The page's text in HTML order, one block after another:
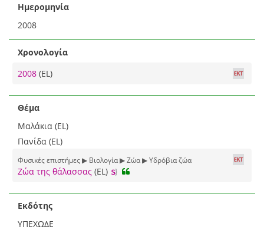
Ημερομηνία
2008
Χρονολογία
2008 (EL)
Θέμα
Μαλάκια (EL)
Πανίδα (EL)
Φυσικές επιστήμες ▶ Βιολογία ▶ Ζώα ▶ Υδρόβια ζώα
Ζώα της θάλασσας (EL)
Εκδότης
ΥΠΕΧΩΔΕ